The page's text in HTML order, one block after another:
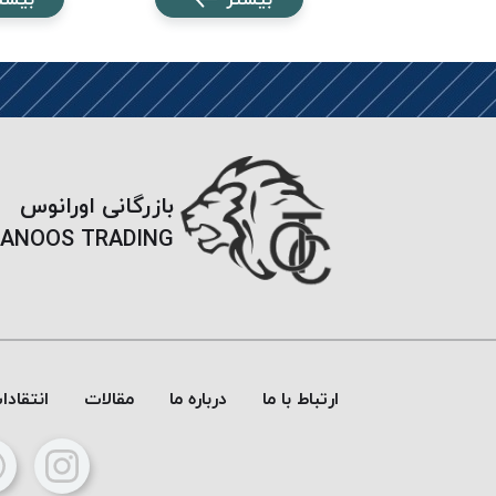
بازرگانی اورانوس
TRADING
ارتباط با ما درباره ما مقالات